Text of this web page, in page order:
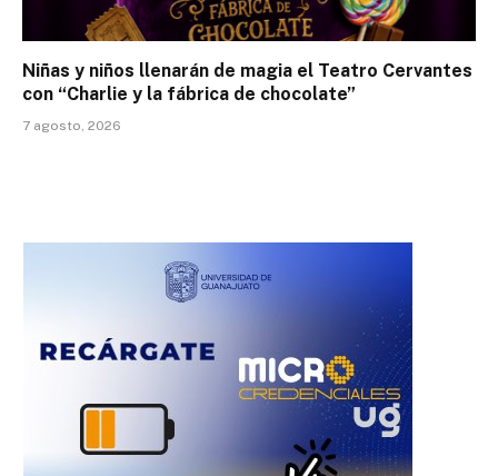
Niñas y niños llenarán de magia el Teatro Cervantes
con “Charlie y la fábrica de chocolate”
7 agosto, 2026